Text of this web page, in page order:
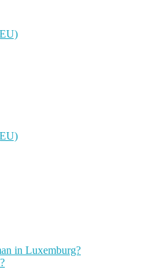
in Luxemburg?